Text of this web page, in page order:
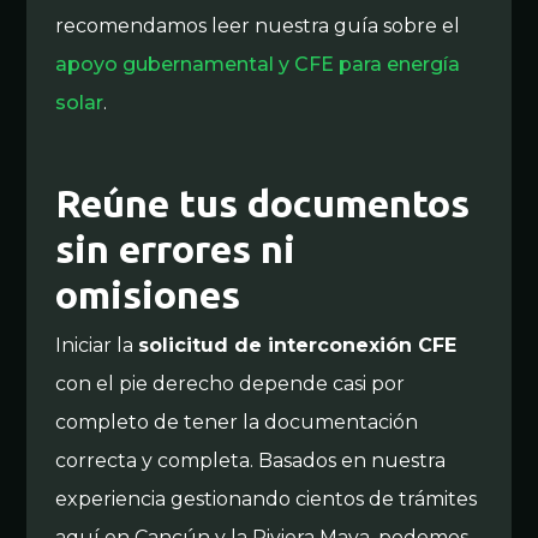
recomendamos leer nuestra guía sobre el
apoyo gubernamental y CFE para energía
solar.
Reúne tus documentos
sin errores ni
omisiones
Iniciar la solicitud de interconexión CFE
con el pie derecho depende casi por
completo de tener la documentación
correcta y completa. Basados en nuestra
experiencia gestionando cientos de trámites